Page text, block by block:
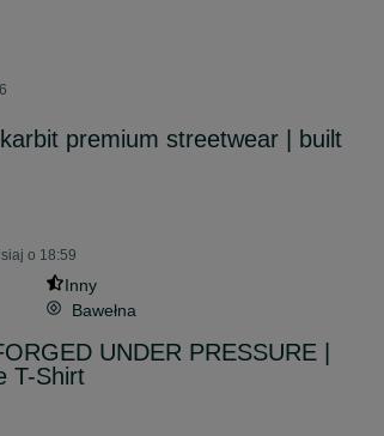
premium streetwear | built
o 18:59
Inny
Bawełna
UNDER PRESSURE |
T-Shirt